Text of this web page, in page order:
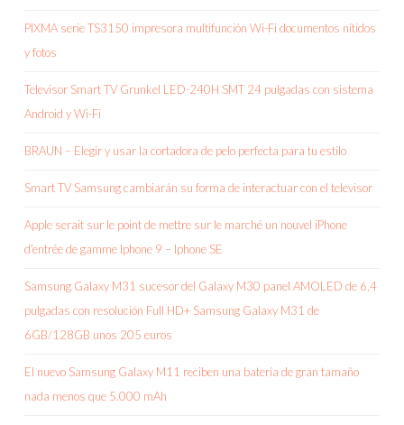
PIXMA serie TS3150 impresora multifunción Wi-Fi documentos nítidos
y fotos
Televisor Smart TV Grunkel LED-240H SMT 24 pulgadas con sistema
Android y Wi-Fi
BRAUN – Elegir y usar la cortadora de pelo perfecta para tu estilo
Smart TV Samsung cambiarán su forma de interactuar con el televisor
Apple serait sur le point de mettre sur le marché un nouvel iPhone
d’entrée de gamme Iphone 9 – Iphone SE
Samsung Galaxy M31 sucesor del Galaxy M30 panel AMOLED de 6,4
pulgadas con resolución Full HD+ Samsung Galaxy M31 de
6GB/128GB unos 205 euros
El nuevo Samsung Galaxy M11 reciben una batería de gran tamaño
nada menos que 5.000 mAh